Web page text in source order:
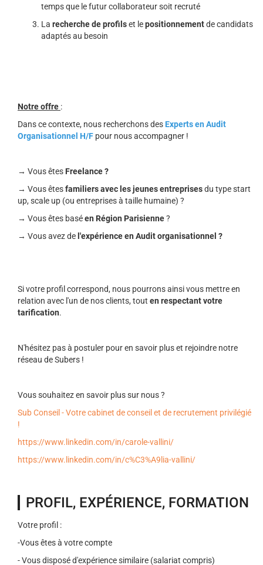
temps que le futur collaborateur soit recruté
La recherche de profilset lepositionnementde candidats
adaptés au besoin
Notre offre :
Dans ce contexte, nous recherchons des Experts en Audit
Organisationnel H/F pour nous accompagner !
→ Vous êtes Freelance ?
→ Vous êtesfamiliers avec les jeunes entreprisesdu type start
up, scale up (ou entreprises à taille humaine) ?
→ Vous êtes baséen Région Parisienne?
→ Vous avez de l'expérience en Audit organisationnel ?
Si votre profil correspond, nous pourrons ainsi vous mettre en
relation avec l'un de nos clients, tout en respectant votre
tarification.
N'hésitez pas à postuler pour en savoir plus et rejoindre notre
réseau de Subers !
Vous souhaitez en savoir plus sur nous ?
Sub Conseil - Votre cabinet de conseil et de recrutement privilégié
!
https://www.linkedin.com/in/carole-vallini/
https://www.linkedin.com/in/c%C3%A9lia-vallini/
PROFIL, EXPÉRIENCE, FORMATION
Votre profil :
-Vous êtes à votre compte
- Vous disposé d'expérience similaire (salariat compris)